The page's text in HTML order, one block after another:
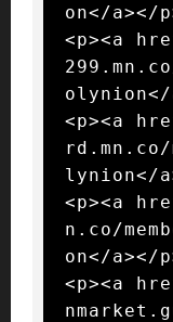
on</a></
<p><a
olynion</
<p><a
rd.mn.co/
lynion</
<p><a
n.co/
on</a></
<p><a